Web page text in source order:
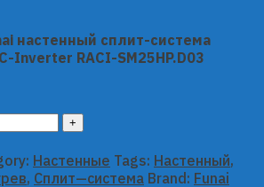
настенный сплит-система
Inverter RACI-SM25HP.D03
Настенные Tags: Настенный,
, Сплит—система Brand: Funai